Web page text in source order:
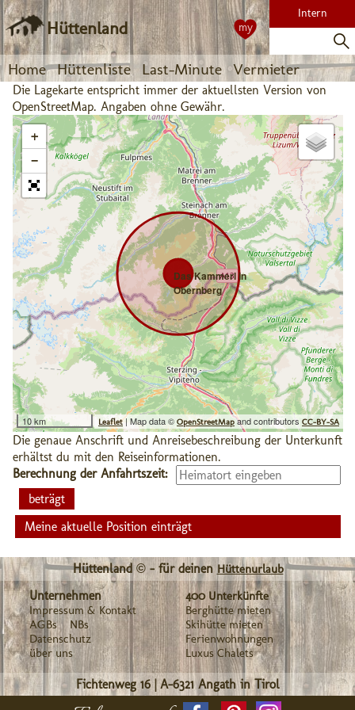
Hüttenland
Home Hüttenliste Last-Minute Vermieter
Intern
my
Die Lagekarte entspricht immer der aktuellsten Version von
OpenStreetMap. Angaben ohne Gewähr.
Das Kammerl in
Obernberg
+
−
10 km Leaflet| Map data © OpenStreetMapand contributors CC-BY-SA
Die genaue Anschrift und Anreisebeschreibung der Unterkunft
erhältst du mit den Reiseinformationen.
Berechnung der Anfahrtszeit:
Meine aktuelle Position einträgt
Hüttenland © - für deinen Hüttenurlaub
Unternehmen
Impressum & Kontakt
AGBs
NBs
Datenschutz
über uns
400 Unterkünfte
Berghütte mieten
Skihütte mieten
Ferienwohnungen
Luxus Chalets
Fichtenweg 16|A-6321 Angath in Tirol